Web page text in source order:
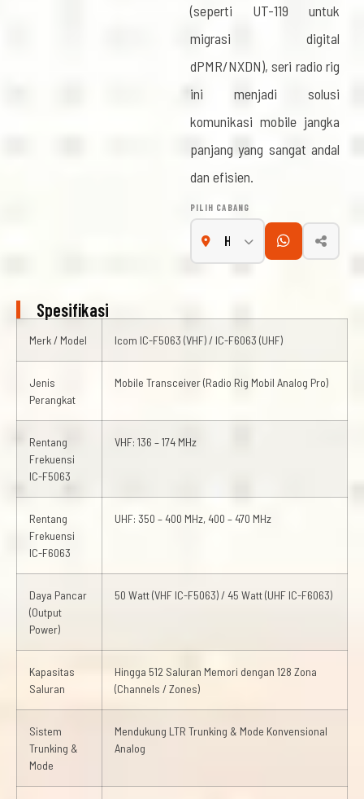
(seperti UT-119 untuk
migrasi digital
dPMR/NXDN), seri radio rig
ini menjadi solusi
komunikasi mobile jangka
panjang yang sangat andal
dan efisien.
PILIH CABANG
Spesifikasi
Merk / Model Icom IC-F5063 (VHF) / IC-F6063 (UHF)
Jenis
Perangkat
Mobile Transceiver (Radio Rig Mobil Analog Pro)
Rentang
Frekuensi
IC-F5063
VHF: 136 – 174 MHz
Rentang
Frekuensi
IC-F6063
UHF: 350 – 400 MHz, 400 – 470 MHz
Daya Pancar
(Output
Power)
50 Watt (VHF IC-F5063) / 45 Watt (UHF IC-F6063)
Kapasitas
Saluran
Hingga 512 Saluran Memori dengan 128 Zona
(Channels / Zones)
Sistem
Trunking &
Mode
Mendukung LTR Trunking & Mode Konvensional
Analog